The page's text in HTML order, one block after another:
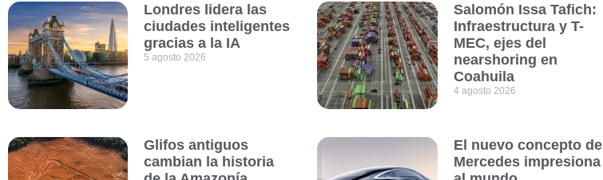
Londres lidera las
ciudades inteligentes
gracias a la IA
5 agosto 2026
Salomón Issa Tafich:
Infraestructura y T-
MEC, ejes del
nearshoring en
Coahuila
4 agosto 2026
Glifos antiguos
cambian la historia
El nuevo concepto de
Mercedes impresiona